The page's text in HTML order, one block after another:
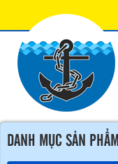
DANH MỤC SẢN PHẨM